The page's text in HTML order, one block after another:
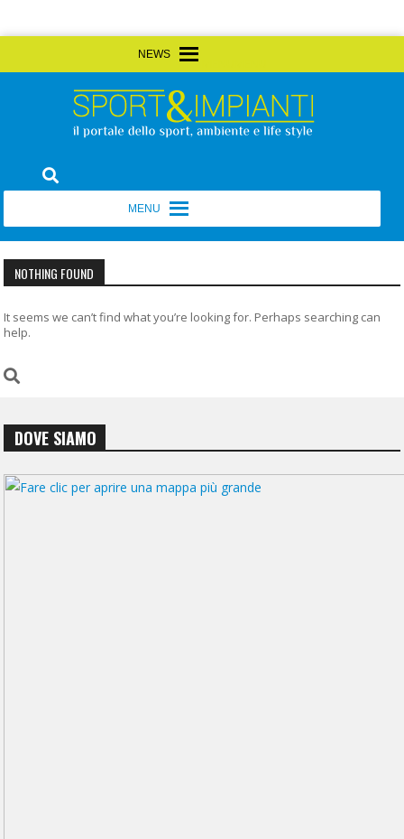
to
Sport&Impianti
NOTHING FOUND
It seems we can’t find what you’re looking for. Perhaps searching can
help.
DOVE SIAMO